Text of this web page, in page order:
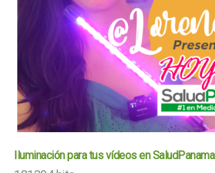
Iluminación para tus vídeos en SaludPanama